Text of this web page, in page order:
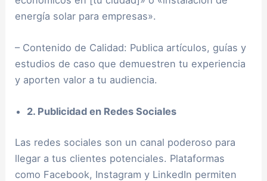
energía solar para empresas».
– Contenido de Calidad: Publica artículos, guías y
estudios de caso que demuestren tu experiencia
y aporten valor a tu audiencia.
2. Publicidad en Redes Sociales
Las redes sociales son un canal poderoso para
llegar a tus clientes potenciales. Plataformas
como Facebook, Instagram y LinkedIn permiten